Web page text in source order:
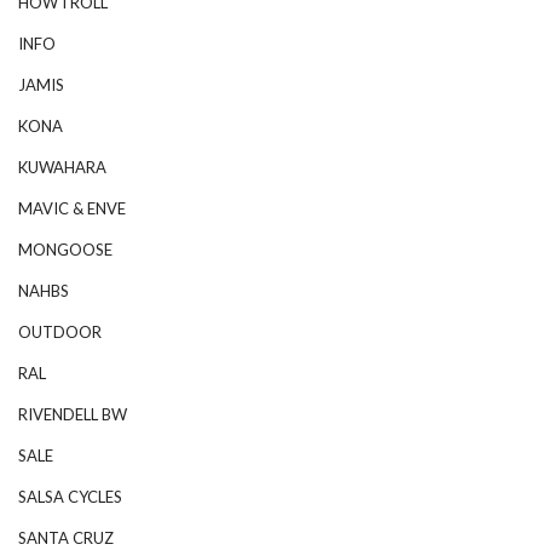
INFO
JAMIS
KONA
KUWAHARA
MAVIC & ENVE
MONGOOSE
NAHBS
OUTDOOR
RAL
RIVENDELL BW
SALE
SALSA CYCLES
SANTA CRUZ